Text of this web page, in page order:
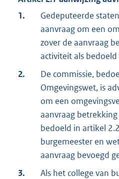
1.
Gedeputeerde
aanvraag om een
zover de aanvraag
activiteit als
2.
De commissie,
Omgevingswet, is
om een
aanvraag
bedoeld in artikel
burgemeester en
aanvraag bevoegd
3.
Als het college van